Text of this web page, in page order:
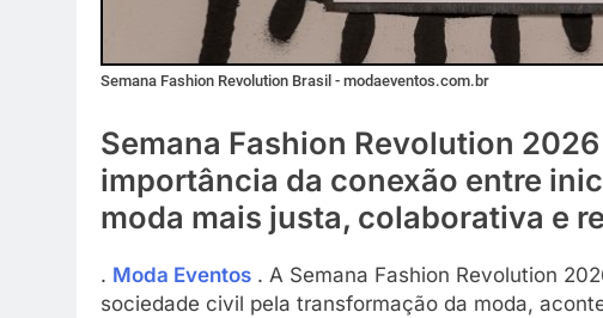
Semana Fashion Revolution Brasil - modaeventos.com.br
Semana Fashion Revolution
importância da conexão entre
moda mais justa, colaborativa e
. Moda Eventos . A Semana Fashion Revolution
sociedade civil pela transformação da moda,